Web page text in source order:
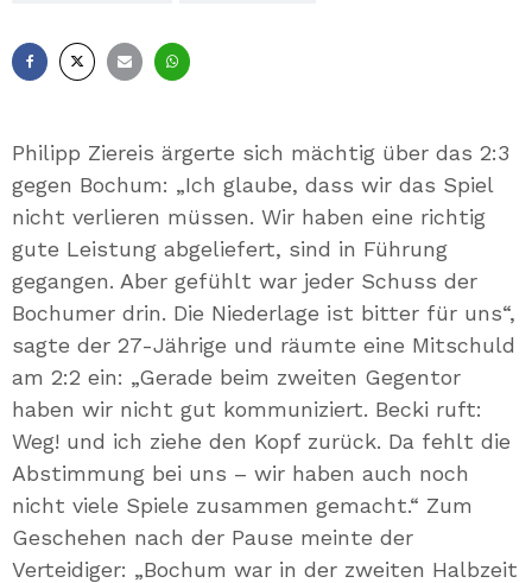
Philipp Ziereis ärgerte sich mächtig über das 2:3
gegen Bochum: „Ich glaube, dass wir das Spiel
nicht verlieren müssen. Wir haben eine richtig
gute Leistung abgeliefert, sind in Führung
gegangen. Aber gefühlt war jeder Schuss der
Bochumer drin. Die Niederlage ist bitter für uns“,
sagte der 27-Jährige und räumte eine Mitschuld
am 2:2 ein: „Gerade beim zweiten Gegentor
haben wir nicht gut kommuniziert. Becki ruft:
Weg! und ich ziehe den Kopf zurück. Da fehlt die
Abstimmung bei uns – wir haben auch noch
nicht viele Spiele zusammen gemacht.“ Zum
Geschehen nach der Pause meinte der
Verteidiger: „Bochum war in der zweiten Halbzeit